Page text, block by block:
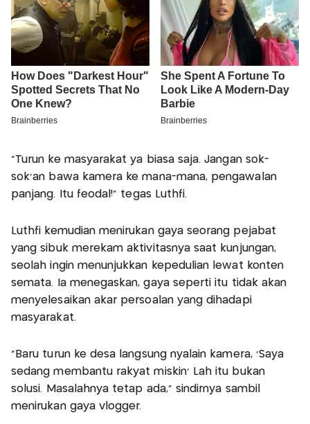
“Turun ke masyarakat ya biasa saja. Jangan sok-
sok’an bawa kamera ke mana-mana, pengawalan
panjang. Itu feodal!” tegas Luthfi.
Luthfi kemudian menirukan gaya seorang pejabat
yang sibuk merekam aktivitasnya saat kunjungan,
seolah ingin menunjukkan kepedulian lewat konten
semata. Ia menegaskan, gaya seperti itu tidak akan
menyelesaikan akar persoalan yang dihadapi
masyarakat.
“Baru turun ke desa langsung nyalain kamera, ‘Saya
sedang membantu rakyat miskin’ Lah itu bukan
solusi. Masalahnya tetap ada,” sindirnya sambil
menirukan gaya vlogger.